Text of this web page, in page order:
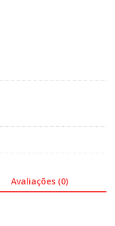
Avaliações (0)